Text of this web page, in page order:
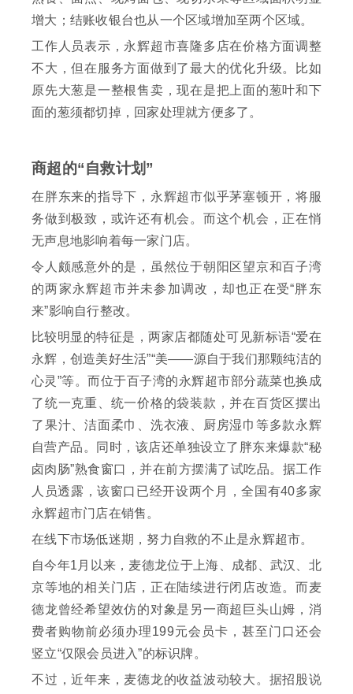
增大；结账收银台也从一个区域增加至两个区域。
工作人员表示，永辉超市喜隆多店在价格方面调整
不大，但在服务方面做到了最大的优化升级。比如
原先大葱是一整根售卖，现在是把上面的葱叶和下
面的葱须都切掉，回家处理就方便多了。
商超的“自救计划”
在胖东来的指导下，永辉超市似乎茅塞顿开，将服
务做到极致，或许还有机会。而这个机会，正在悄
无声息地影响着每一家门店。
令人颇感意外的是，虽然位于朝阳区望京和百子湾
的两家永辉超市并未参加调改，却也正在受“胖东
来”影响自行整改。
比较明显的特征是，两家店都随处可见新标语“爱在
永辉，创造美好生活”“美——源自于我们那颗纯洁的
心灵”等。而位于百子湾的永辉超市部分蔬菜也换成
了统一克重、统一价格的袋装款，并在百货区摆出
了果汁、洁面柔巾、洗衣液、厨房湿巾等多款永辉
自营产品。同时，该店还单独设立了胖东来爆款“秘
卤肉肠”熟食窗口，并在前方摆满了试吃品。据工作
人员透露，该窗口已经开设两个月，全国有40多家
永辉超市门店在销售。
在线下市场低迷期，努力自救的不止是永辉超市。
自今年1月以来，麦德龙位于上海、成都、武汉、北
京等地的相关门店，正在陆续进行闭店改造。而麦
德龙曾经希望效仿的对象是另一商超巨头山姆，消
费者购物前必须办理199元会员卡，甚至门口还会
竖立“仅限会员进入”的标识牌。
不过，近年来，麦德龙的收益波动较大。据招股说